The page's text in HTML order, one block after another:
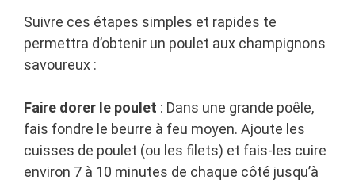
Suivre ces étapes simples et rapides te
permettra d’obtenir un poulet aux champignons
savoureux :
Faire dorer le poulet : Dans une grande poêle,
fais fondre le beurre à feu moyen. Ajoute les
cuisses de poulet (ou les filets) et fais-les cuire
environ 7 à 10 minutes de chaque côté jusqu’à